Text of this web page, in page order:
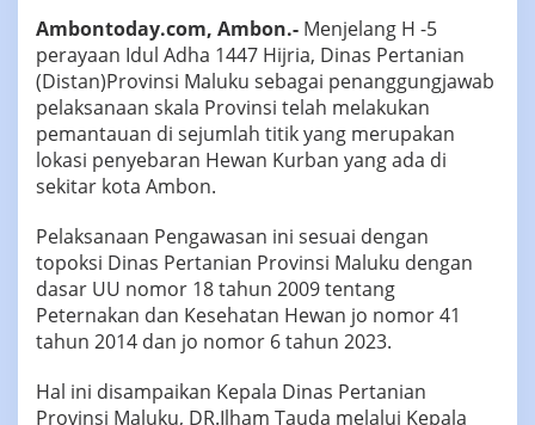
Ambontoday.com, Ambon.- Menjelang H -5
perayaan Idul Adha 1447 Hijria, Dinas Pertanian
(Distan)Provinsi Maluku sebagai penanggungjawab
pelaksanaan skala Provinsi telah melakukan
pemantauan di sejumlah titik yang merupakan
lokasi penyebaran Hewan Kurban yang ada di
sekitar kota Ambon.
‎‎Pelaksanaan Pengawasan ini sesuai dengan
topoksi Dinas Pertanian Provinsi Maluku dengan
dasar UU nomor 18 tahun 2009 tentang
Peternakan dan Kesehatan Hewan jo nomor 41
tahun 2014 dan jo nomor 6 tahun 2023.
‎‎Hal ini disampaikan Kepala Dinas Pertanian
Provinsi Maluku, DR.Ilham Tauda melalui Kepala